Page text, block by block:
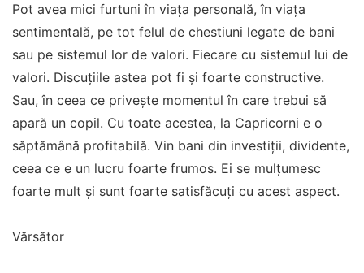
Pot avea mici furtuni în viața personală, în viața
sentimentală, pe tot felul de chestiuni legate de bani
sau pe sistemul lor de valori. Fiecare cu sistemul lui de
valori. Discuțiile astea pot fi și foarte constructive.
Sau, în ceea ce privește momentul în care trebui să
apară un copil. Cu toate acestea, la Capricorni e o
săptămână profitabilă. Vin bani din investiții, dividente,
ceea ce e un lucru foarte frumos. Ei se mulțumesc
foarte mult și sunt foarte satisfăcuți cu acest aspect.
Vărsător